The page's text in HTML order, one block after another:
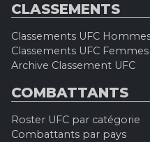
CLASSEMENTS
Classements UFC
Classements UFC Femmes
Archive Classement UFC
COMBATTANTS
Roster UFC par catégorie
Combattants par pays